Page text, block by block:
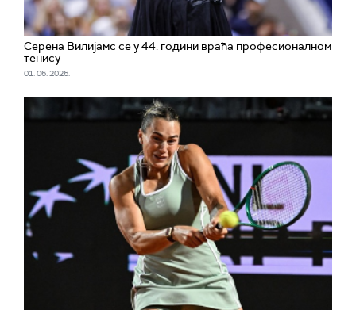
Серена Вилијамс се у 44. години враћа професионалном
тенису
01. 06. 2026.